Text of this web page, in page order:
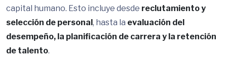
capital humano. Esto incluye desde reclutamiento y
selección de personal, hasta la evaluación del
desempeño, la planificación de carrera y la retención
de talento.